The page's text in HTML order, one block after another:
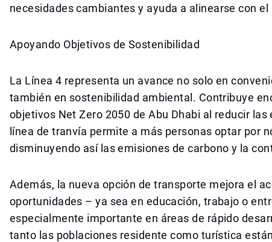
necesidades cambiantes y ayuda a alinearse con
Apoyando Objetivos de Sostenibilidad
La Línea 4 representa un avance no solo en
también en sostenibilidad ambiental. Contribuye
objetivos Net Zero 2050 de Abu Dhabi al reducir
línea de tranvía permite a más personas optar por
disminuyendo así las emisiones de carbono y la
Además, la nueva opción de transporte mejora el
oportunidades – ya sea en educación, trabajo o
especialmente importante en áreas de rápido
tanto las poblaciones residente como turística